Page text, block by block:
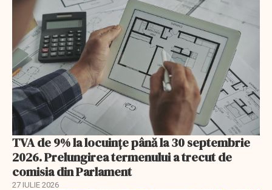
TVA de 9% la locuințe până la 30 septembrie
2026. Prelungirea termenului a trecut de
comisia din Parlament
27 IULIE 2026